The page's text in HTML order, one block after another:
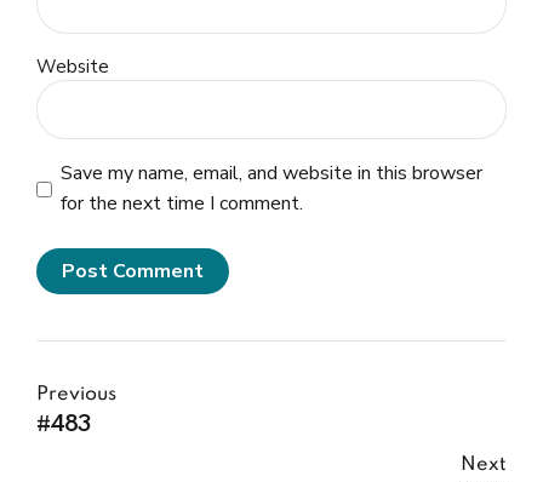
Website
Save my name, email, and website in this browser
for the next time I comment.
Post Comment
Previous
#483
Next